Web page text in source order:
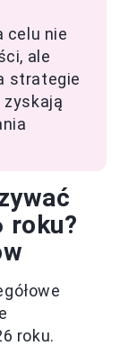
celu nie
ale
strategie
zyskają
roku?
roku.